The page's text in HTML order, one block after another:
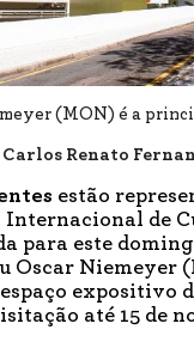
(MON) é a
Carlos Renato
estão
Internacional de
para este
Oscar Niemeyer
expositivo
até 15 de